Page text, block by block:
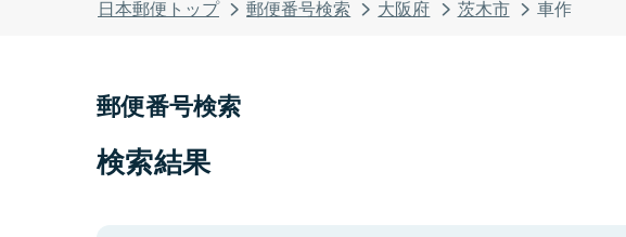
日本郵便トップ 郵便番号検索 大阪府 茨木市 車作
郵便番号検索
検索結果